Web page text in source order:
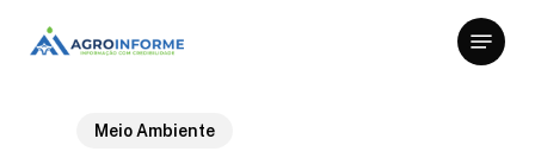
Menu
Meio Ambiente